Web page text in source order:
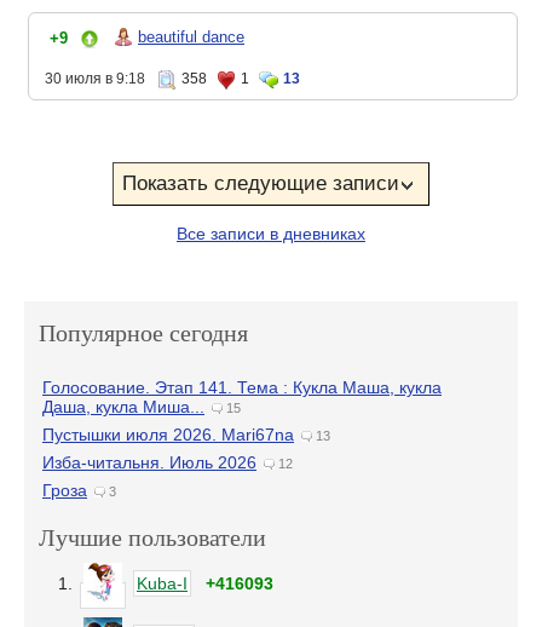
+9 beautiful dance
30 июля в 9:18 358 1 13
Все записи в дневниках
Популярное сегодня
Голосование. Этап 141. Тема : Кукла Маша, кукла
Даша, кукла Миша...
15
Пустышки июля 2026. Mari67na 13
Изба-читальня. Июль 2026 12
Гроза 3
Лучшие пользователи
1. Kuba-I +416093